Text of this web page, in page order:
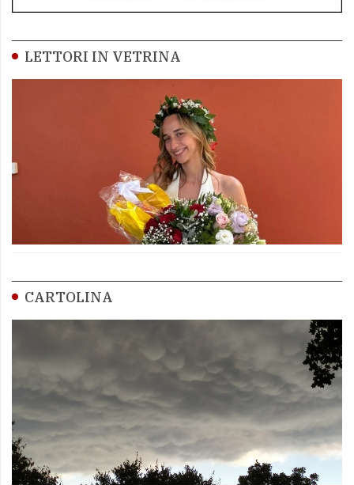
LETTORI IN VETRINA
CARTOLINA